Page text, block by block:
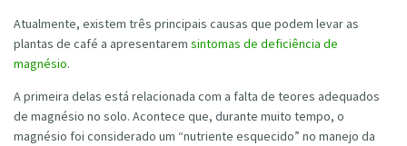
Atualmente, existem três principais causas que podem levar as
plantas de café a apresentarem sintomas de deficiência de
magnésio.
A primeira delas está relacionada com a falta de teores adequados
de magnésio no solo. Acontece que, durante muito tempo, o
magnésio foi considerado um “nutriente esquecido” no manejo da